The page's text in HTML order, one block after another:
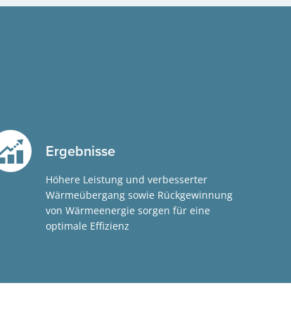
Ergebnisse
Höhere Leistung und verbesserter
Wärmeübergang sowie Rückgewinnung
von Wärmeenergie sorgen für eine
optimale Effizienz